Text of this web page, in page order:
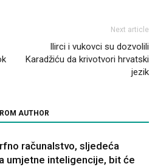
Next article
Ilirci i vukovci su dozvolili
Karadžiću da krivotvori hrvatski
jezik
AUTHOR
računalstvo, sljedeća
umjetne inteligencije, bit će